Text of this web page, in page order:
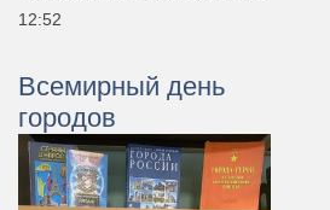
12:52
Всемирный день
городов